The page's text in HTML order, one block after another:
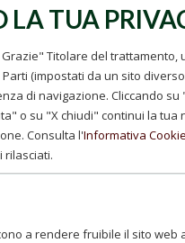
LA TUA
Titolare del trattamento,
(impostati da un sito
di navigazione. Cliccando
o su "X chiudi" continui la
Consulta l'Informativa Cookie
rilasciati.
a rendere fruibile il sito